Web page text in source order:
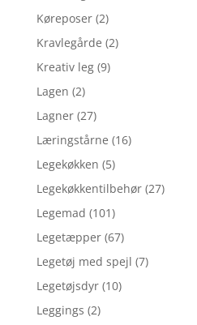
Køreposer (2)
Kravlegårde (2)
Kreativ leg (9)
Lagen (2)
Lagner (27)
Læringstårne (16)
Legekøkken (5)
Legekøkkentilbehør (27)
Legemad (101)
Legetæpper (67)
Legetøj med spejl (7)
Legetøjsdyr (10)
Leggings (2)